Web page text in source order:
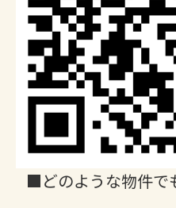
■どのような物件で